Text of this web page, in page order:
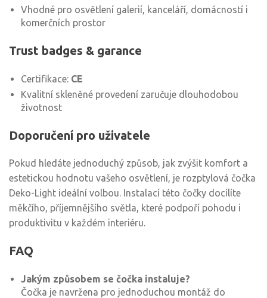
Vhodné pro osvětlení galerií, kanceláří, domácností i
komerčních prostor
Trust badges & garance
Certifikace: CE
Kvalitní skleněné provedení zaručuje dlouhodobou
životnost
Doporučení pro uživatele
Pokud hledáte jednoduchý způsob, jak zvýšit komfort a
estetickou hodnotu vašeho osvětlení, je rozptylová čočka
Deko-Light ideální volbou. Instalací této čočky docílíte
měkčího, příjemnějšího světla, které podpoří pohodu i
produktivitu v každém interiéru.
FAQ
Jakým způsobem se čočka instaluje?
Čočka je navržena pro jednoduchou montáž do